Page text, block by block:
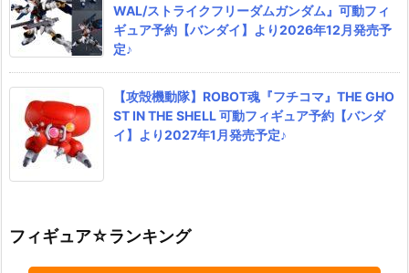
WAL/ストライクフリーダムガンダム』可動フィ
ギュア予約【バンダイ】より2026年12月発売予
定♪
【攻殻機動隊】ROBOT魂『フチコマ』THE GHO
ST IN THE SHELL 可動フィギュア予約【バンダ
イ】より2027年1月発売予定♪
フィギュア☆ランキング